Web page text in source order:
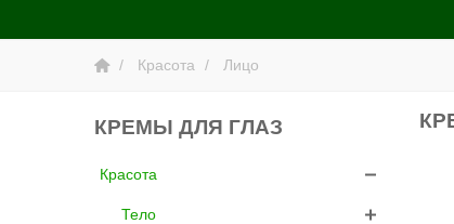
Красота Лицо
КРЕМЫ ДЛЯ ГЛАЗ
Красота
Тело